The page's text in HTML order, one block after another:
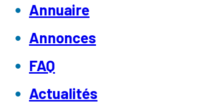
Annuaire
Annonces
FAQ
Actualités